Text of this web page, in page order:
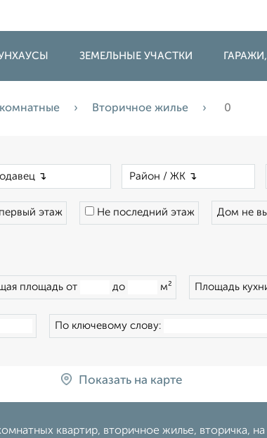
ЗЕМЕЛЬНЫЕ УЧАСТКИ
Вторичное жилье 0
этаж Не последний этаж Дом не
площадь от до м² Площадь
По ключевому слову:
Показать на карте
квартир, вторичное жилье, вторичка,